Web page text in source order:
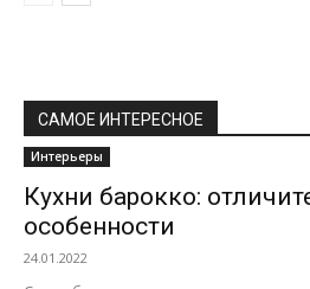
САМОЕ ИНТЕРЕСНОЕ
Интерьеры
Кухни барокко:
особенности
24.01.2022